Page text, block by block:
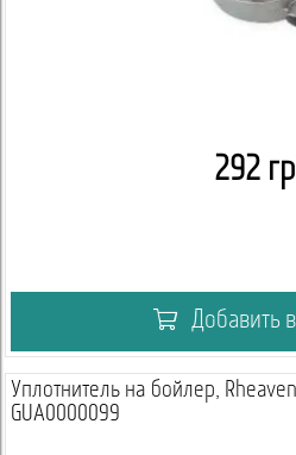
292
Добавить
Уплотнитель на бойлер,
GUA0000099